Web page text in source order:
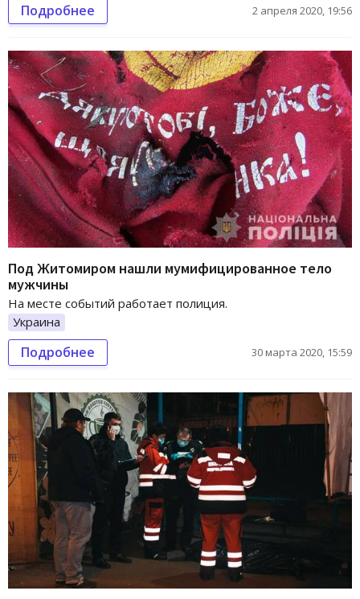
Подробнее 2 апреля 2020, 19:56
Под Житомиром нашли мумифицированное тело
мужчины
На месте событий работает полиция.
Украина
Подробнее 30 марта 2020, 15:59